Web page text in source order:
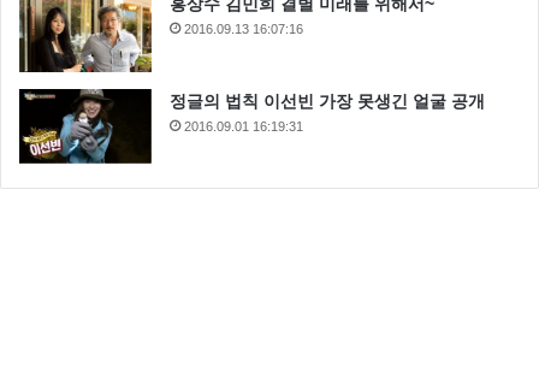
2016.09.13 16:07:16
정글의 법칙 이선빈 가장 못생긴 얼굴 공개
2016.09.01 16:19:31